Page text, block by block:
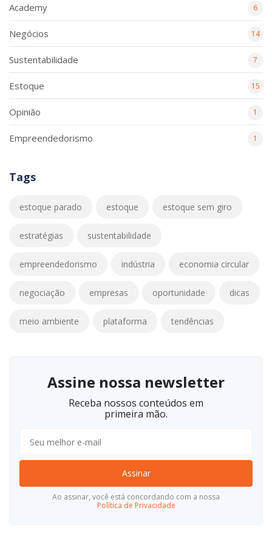
Academy 6
Negócios 14
Sustentabilidade 7
Estoque 15
Opinião 1
Empreendedorismo 1
Tags
estoque parado estoque estoque sem giro
estratégias sustentabilidade
empreendedorismo indústria economia circular
negociação empresas oportunidade dicas
meio ambiente plataforma tendências
Assine nossa newsletter
Receba nossos conteúdos em
primeira mão.
Assinar
Ao assinar, você está concordando com a nossa
Política de Privacidade